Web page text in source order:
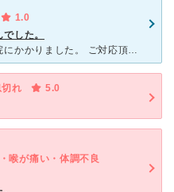
1.0
した。
昨年アトピーがひどくこちらの病院にかかりました。 ご対応頂いたのは、女医さんだったので、症状を色々と話そうと思いましたがほとんど聞いて頂けず、服を着ていて見えない部分の症状がひどかったので、その旨伝
れ
5.0
喉が痛い・体調不良